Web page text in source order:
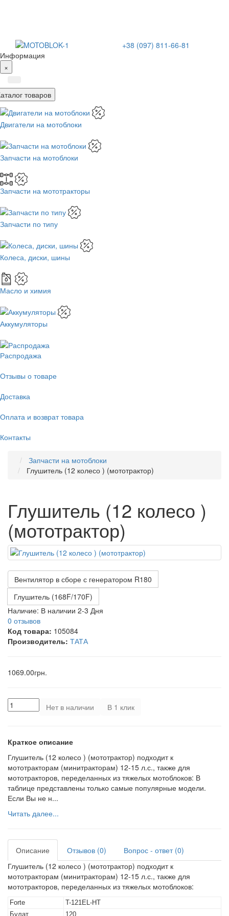
+38 (097) 811-66-81
Информация
×
товаров
Двигатели на мотоблоки
Запчасти на мотоблоки
Запчасти на мототракторы
Запчасти по типу
Колеса, диски, шины
Масло и химия
Аккумуляторы
Распродажа
Отзывы о товаре
Доставка
Оплата и возврат товара
Контакты
Запчасти на мотоблоки
Глушитель (12 колесо ) (мототрактор)
Глушитель (12 колесо )
(мототрактор)
Вентилятор в сборе с генератором R180
Глушитель (168F/170F)
Наличие: В наличии 2-3 Дня
0 отзывов
Код товара: 105084
Производитель: ТАТА
1069.00грн.
Нет в наличии В 1 клик
Краткое описание
Глушитель (12 колесо ) (мототрактор) подходит к
мототракторам (минитракторам) 12-15 л.с., также для
мототракторов, переделанных из тяжелых мотоблоков: В
таблице представлены только самые популярные модели.
Если Вы не н...
Читать далее...
Описание Отзывов (0)
Вопрос - ответ (0)
Глушитель (12 колесо ) (мототрактор) подходит к
мототракторам (минитракторам) 12-15 л.с., также для
мототракторов, переделанных из тяжелых мотоблоков:
Forte
T-121EL-HT
Булат
120